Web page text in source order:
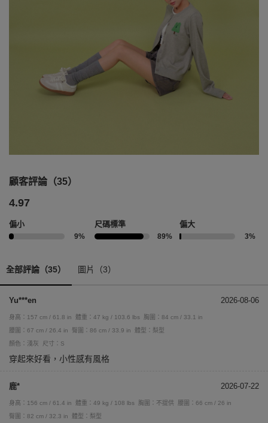
顧客評論（35）
4.97
偏小
9%
尺碼標準
89%
偏大
3%
全部評論（35） 圖片（3）
Yu***en 2026-08-06
身高：157 cm / 61.8 in 體重：47 kg / 103.6 lbs
胸圍：84 cm / 33.1 in
腰圍：67 cm / 26.4 in
臀圍：86 cm / 33.9 in
體型：梨型
顏色：淺灰
尺寸：S
穿起來好看，小性感有風格
鹿* 2026-07-22
身高：156 cm / 61.4 in 體重：49 kg / 108 lbs 胸圍：不提供
腰圍：66 cm / 26 in
臀圍：82 cm / 32.3 in
體型：梨型